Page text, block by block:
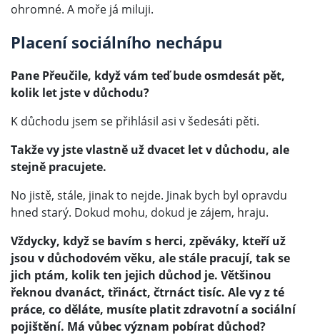
ohromné. A moře já miluji.
Placení sociálního nechápu
Pane Přeučile, když vám teď bude osmdesát pět,
kolik let jste v důchodu?
K důchodu jsem se přihlásil asi v šedesáti pěti.
Takže vy jste vlastně už dvacet let v důchodu, ale
stejně pracujete.
No jistě, stále, jinak to nejde. Jinak bych byl opravdu
hned starý. Dokud mohu, dokud je zájem, hraju.
Vždycky, když se bavím s herci, zpěváky, kteří už
jsou v důchodovém věku, ale stále pracují, tak se
jich ptám, kolik ten jejich důchod je. Většinou
řeknou dvanáct, třináct, čtrnáct tisíc. Ale vy z té
práce, co děláte, musíte platit zdravotní a sociální
pojištění. Má vůbec význam pobírat důchod?